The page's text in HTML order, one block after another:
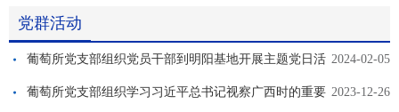
党群活动
2024-02-05
葡萄所党支部组织党员干部到明阳基地开展主题党日活
动 2023-12-26
葡萄所党支部组织学习习近平总书记视察广西时的重要